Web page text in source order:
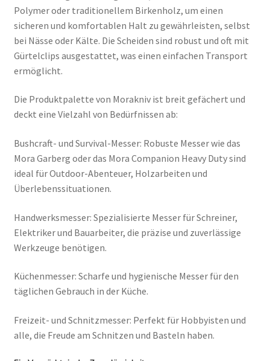
Polymer oder traditionellem Birkenholz, um einen
sicheren und komfortablen Halt zu gewährleisten, selbst
bei Nässe oder Kälte. Die Scheiden sind robust und oft mit
Gürtelclips ausgestattet, was einen einfachen Transport
ermöglicht.
Die Produktpalette von Morakniv ist breit gefächert und
deckt eine Vielzahl von Bedürfnissen ab:
Bushcraft- und Survival-Messer: Robuste Messer wie das
Mora Garberg oder das Mora Companion Heavy Duty sind
ideal für Outdoor-Abenteuer, Holzarbeiten und
Überlebenssituationen.
Handwerksmesser: Spezialisierte Messer für Schreiner,
Elektriker und Bauarbeiter, die präzise und zuverlässige
Werkzeuge benötigen.
Küchenmesser: Scharfe und hygienische Messer für den
täglichen Gebrauch in der Küche.
Freizeit- und Schnitzmesser: Perfekt für Hobbyisten und
alle, die Freude am Schnitzen und Basteln haben.